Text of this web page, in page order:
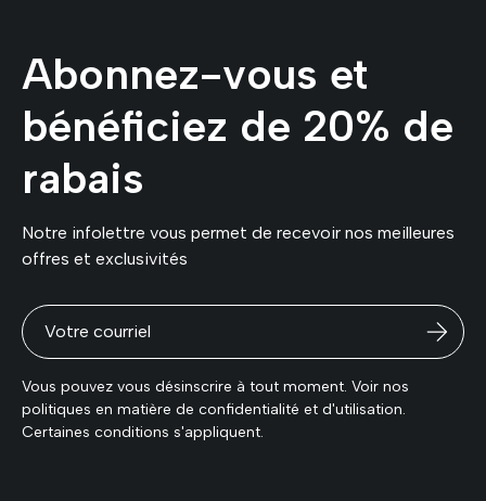
Abonnez-vous et
bénéficiez de 20% de
rabais
Notre infolettre vous permet de recevoir nos meilleures
offres et exclusivités
Vous pouvez vous désinscrire à tout moment. Voir nos
politiques en matière de confidentialité et d'utilisation.
Certaines conditions s'appliquent.